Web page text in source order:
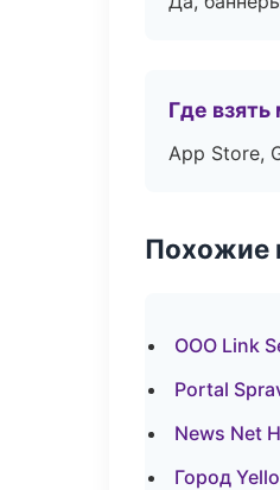
Где
App Store,
Похожие
ООО Link
Portal
News Net
Город